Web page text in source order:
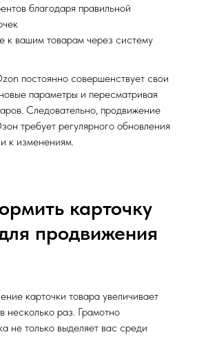
благодаря правильной
к вашим товарам через систему
постоянно совершенствует свои
параметры и пересматривая
Следовательно, продвижение
требует регулярного обновления
к изменениям.
карточку
продвижения
карточки товара увеличивает
несколько раз. Грамотно
не только выделяет вас среди